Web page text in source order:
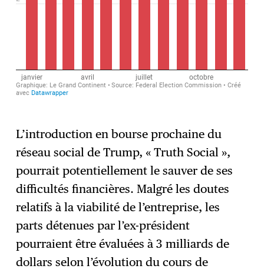
L’introduction en bourse prochaine du
réseau social de Trump, « Truth Social »,
pourrait potentiellement le sauver de ses
difficultés financières. Malgré les doutes
relatifs à la viabilité de l’entreprise, les
parts détenues par l’ex-président
pourraient être évaluées à 3 milliards de
dollars selon l’évolution du cours de